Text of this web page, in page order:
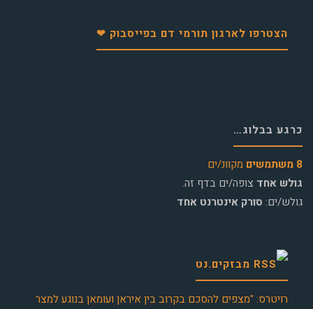
הצטרפו לארגון תורמי דם בפייסבוק ❤
כרגע בבלוג…
8 משתמשים
מקוונ/ים
גולש אחד צופה/ים בדף זה.
גולש/ים: סורק אינטרנט אחד
מבזקים.נט
רויטרס: "מצפים להסכם בקרוב בין איראן ועומאן בנוגע למצר